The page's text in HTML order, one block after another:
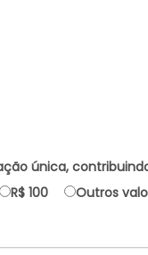
única,
R$ 100 Outros